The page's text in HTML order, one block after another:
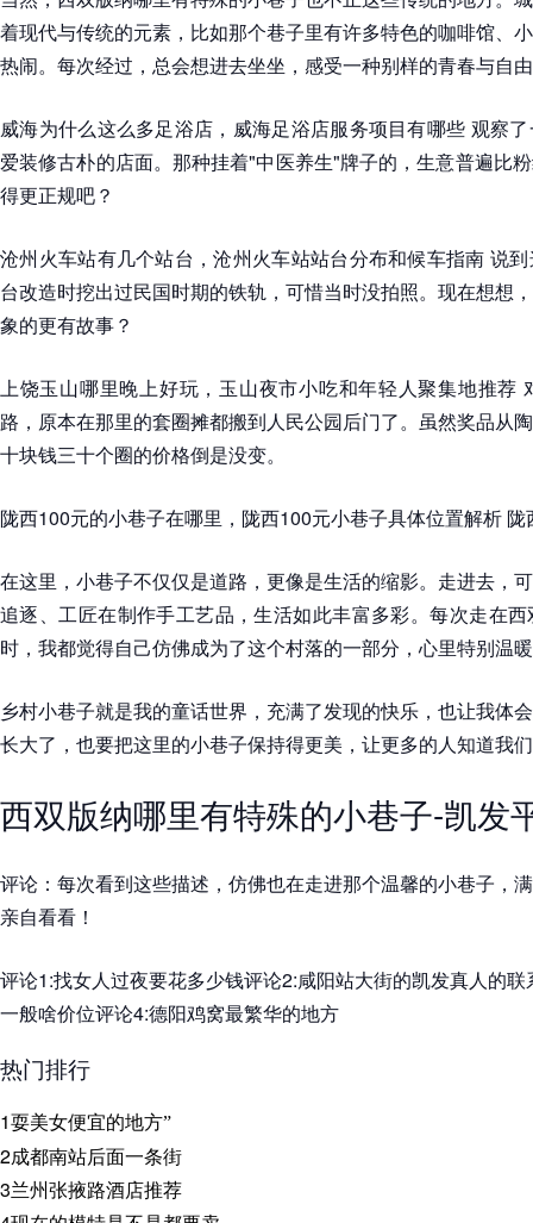
着现代与传统的元素，比如那个巷子里有许多特色的咖啡馆、
热闹。每次经过，总会想进去坐坐，感受一种别样的青春与自
威海为什么这么多足浴店，威海足浴店服务项目有哪些 观察
爱装修古朴的店面。那种挂着"中医养生"牌子的，生意普遍比
得更正规吧？
沧州火车站有几个站台，沧州火车站站台分布和候车指南 说
台改造时挖出过民国时期的铁轨，可惜当时没拍照。现在想想
象的更有故事？
上饶玉山哪里晚上好玩，玉山夜市小吃和年轻人聚集地推荐
路，原本在那里的套圈摊都搬到人民公园后门了。虽然奖品从
十块钱三十个圈的价格倒是没变。
陇西100元的小巷子在哪里，陇西100元小巷子具体位置解析
在这里，小巷子不仅仅是道路，更像是生活的缩影。走进去，
追逐、工匠在制作手工艺品，生活如此丰富多彩。每次走在
时，我都觉得自己仿佛成为了这个村落的一部分，心里特别温
乡村小巷子就是我的童话世界，充满了发现的快乐，也让我体
长大了，也要把这里的小巷子保持得更美，让更多的人知道我
西双版纳哪里有特殊的小巷子-凯发
评论：每次看到这些描述，仿佛也在走进那个温馨的小巷子，
亲自看看！
评论1:找女人过夜要花多少钱评论2:咸阳站大街的凯发真人的
一般啥价位评论4:德阳鸡窝最繁华的地方
热门排行
1耍美女便宜的地方”
2成都南站后面一条街
3兰州张掖路酒店推荐